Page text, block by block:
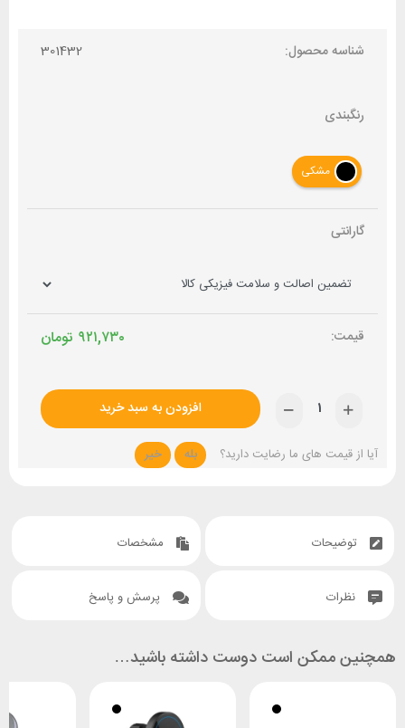
شناسه محصول: 301432
رنگبندی
مشکی
گارانتی
تومان ۹۲۱,۷۳۰
افزودن به سبد خرید
آیا از قیمت های ما رضایت دارید؟ بله خیر
توضیحات مشخصات
نظرات پرسش و پاسخ
همچنین ممکن است دوست داشته باشید…